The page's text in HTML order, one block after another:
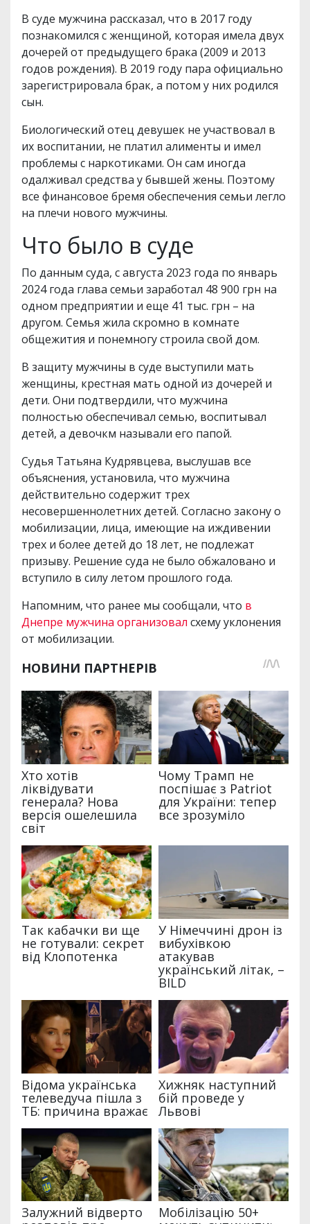
В суде мужчина рассказал, что в 2017 году
познакомился с женщиной, которая имела двух
дочерей от предыдущего брака (2009 и 2013
годов рождения). В 2019 году пара официально
зарегистрировала брак, а потом у них родился
сын.
Биологический отец девушек не участвовал в
их воспитании, не платил алименты и имел
проблемы с наркотиками. Он сам иногда
одалживал средства у бывшей жены. Поэтому
все финансовое бремя обеспечения семьи легло
на плечи нового мужчины.
Что было в суде
По данным суда, с августа 2023 года по январь
2024 года глава семьи заработал 48 900 грн на
одном предприятии и еще 41 тыс. грн – на
другом. Семья жила скромно в комнате
общежития и понемногу строила свой дом.
В защиту мужчины в суде выступили мать
женщины, крестная мать одной из дочерей и
дети. Они подтвердили, что мужчина
полностью обеспечивал семью, воспитывал
детей, а девочкм называли его папой.
Судья Татьяна Кудрявцева, выслушав все
объяснения, установила, что мужчина
действительно содержит трех
несовершеннолетних детей. Согласно закону о
мобилизации, лица, имеющие на иждивении
трех и более детей до 18 лет, не подлежат
призыву. Решение суда не было обжаловано и
вступило в силу летом прошлого года.
Напомним, что ранее мы сообщали, что в
Днепре мужчина организовал схему уклонения
от мобилизации.